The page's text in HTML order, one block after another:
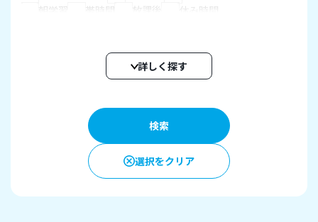
朝学習
帯時間 放課後 休み時間
解説教材 カード帳
確認テスト
自動個別課題
指定教材学習・一斉学習
オフライン学習
保護者サービス
詳しく探す
選択をクリア